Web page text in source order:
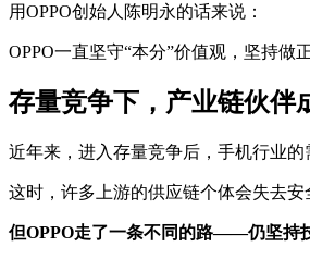
用OPPO创始人陈明永的话来说：
OPPO一直坚守“本分”价值观，坚持
存量竞争下，产业链伙伴
近年来，进入存量竞争后，手机行业
这时，许多上游的供应链个体会失去
但OPPO走了一条不同的路——仍坚持